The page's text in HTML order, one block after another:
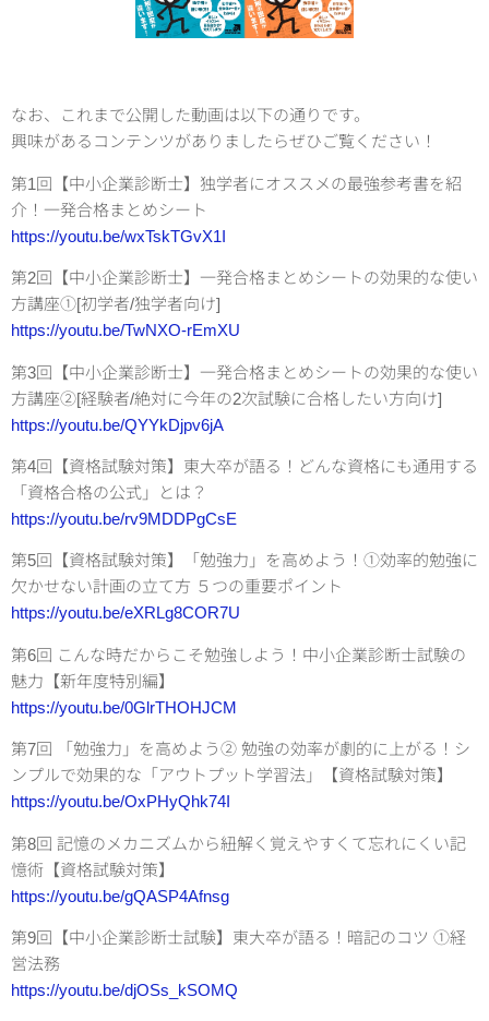
なお、これまで公開した動画は以下の通りです。
興味があるコンテンツがありましたらぜひご覧ください！
第1回【中小企業診断士】独学者にオススメの最強参考書を紹
介！一発合格まとめシート
https://youtu.be/wxTskTGvX1I
第2回【中小企業診断士】一発合格まとめシートの効果的な使い
方講座①[初学者/独学者向け]
https://youtu.be/TwNXO-rEmXU
第3回【中小企業診断士】一発合格まとめシートの効果的な使い
方講座②[経験者/絶対に今年の2次試験に合格したい方向け]
https://youtu.be/QYYkDjpv6jA
第4回【資格試験対策】東大卒が語る！どんな資格にも通用する
「資格合格の公式」とは？
https://youtu.be/rv9MDDPgCsE
第5回【資格試験対策】「勉強力」を高めよう！①効率的勉強に
欠かせない計画の立て方 ５つの重要ポイント
https://youtu.be/eXRLg8COR7U
第6回 こんな時だからこそ勉強しよう！中小企業診断士試験の
魅力【新年度特別編】
https://youtu.be/0GlrTHOHJCM
第7回 「勉強力」を高めよう② 勉強の効率が劇的に上がる！シ
ンプルで効果的な「アウトプット学習法」【資格試験対策】
https://youtu.be/OxPHyQhk74I
第8回 記憶のメカニズムから紐解く覚えやすくて忘れにくい記
憶術【資格試験対策】
https://youtu.be/gQASP4Afnsg
第9回【中小企業診断士試験】東大卒が語る！暗記のコツ ①経
営法務
https://youtu.be/djOSs_kSOMQ